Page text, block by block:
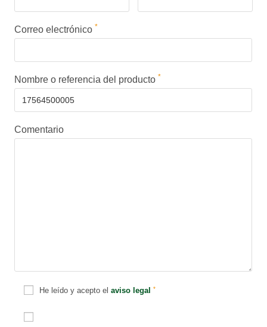
Correo electrónico *
Nombre o referencia del producto *
Comentario
He leído y acepto elaviso legal *